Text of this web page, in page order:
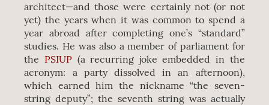
architect—and those were certainly not (or not
yet) the years when it was common to spend a
year abroad after completing one’s “standard”
studies. He was also a member of parliament for
the PSIUP (a recurring joke embedded in the
acronym: a party dissolved in an afternoon),
which earned him the nickname “the seven-
string deputy”; the seventh string was actually